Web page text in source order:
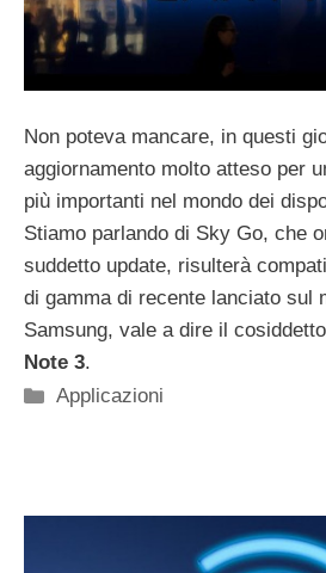
Non poteva mancare, in questi
aggiornamento molto atteso per
più importanti nel mondo dei
Stiamo parlando di Sky Go, che
suddetto update, risulterà
di gamma di recente lanciato sul
Samsung, vale a dire il cosiddetto
Note 3.
Categorie
Applicazioni